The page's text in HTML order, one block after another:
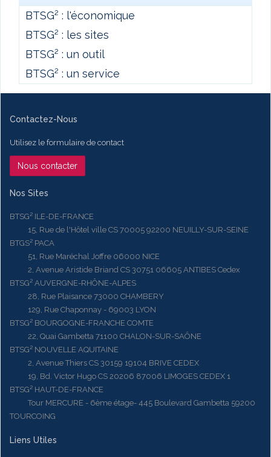
BTSG² : l'économique
BTSG² : les sites
BTSG² : un outil
BTSG² : un service
Contactez-Nous
Utilisez le formulaire de contact
Nous contacter
Nos Sites
BTSG² ILE-DE-FRANCE
15, Rue de l'Hôtel ville CS 70005 92200 NEUILLY-SUR-SEINE
BTGS² PACA
51, Rue Maréchal Joffre 06000 NICE
2, Avenue Aristide Briand CS 30751 06605 ANTIBES Cedex
BTSG² AUVERGNE-RHÔNE-ALPES
28, Rue Plaisance 73000 CHAMBERY
129, Rue Chaponnay - 69003 LYON
BTSG² BOURGOGNE-FRANCHE COMTE
22, Quai Gambetta 71100 CHALON-SUR-SAÔNE
BTSG² NOUVELLE AQUITAINE
2, Avenue Thiers CS 30159 19104 BRIVE CEDEX
19, Bd. Victor Hugo CS 20206 87006 LIMOGES CEDEX 1
BTSG² HAUT-DE-FRANCE
Tour MERCURE - 6ème étage- 445 Boulevard Gambetta 59200
TOURCOING
Liens Utiles